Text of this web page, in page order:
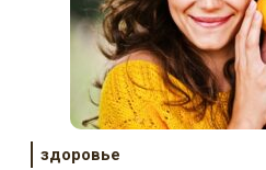
здоровье